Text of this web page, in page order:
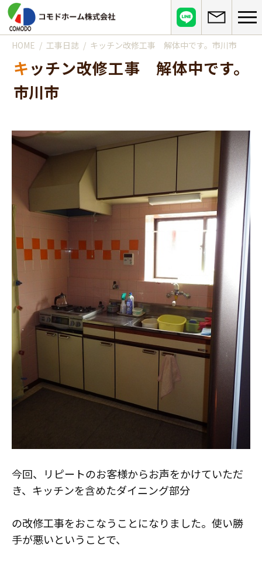
コモドホームについて
コモドホームの特長
リピート率70%超の理由
コモドホームの実績
お客様の声
工事日記
実績マンションリスト
リフォームに役立つ情報
はじめてのリフォーム
リフォームに必要な知識
リフォームにかかる費用
その他
リフォームの流れ
よくある質問
メディア紹介
介護保険適用の住宅改修について
インフォメーション
会社概要
政府や行政への登録情報
店舗情報
スタッフ紹介
職人募集
お問い合わせ
HOME 工事日誌 キッチン改修工事 解体中です。市川市
キッチン改修工事 解体中です。
市川市
今回、リピートのお客様からお声をかけていただ
き、キッチンを含めたダイニング部分
の改修工事をおこなうことになりました。使い勝
手が悪いということで、